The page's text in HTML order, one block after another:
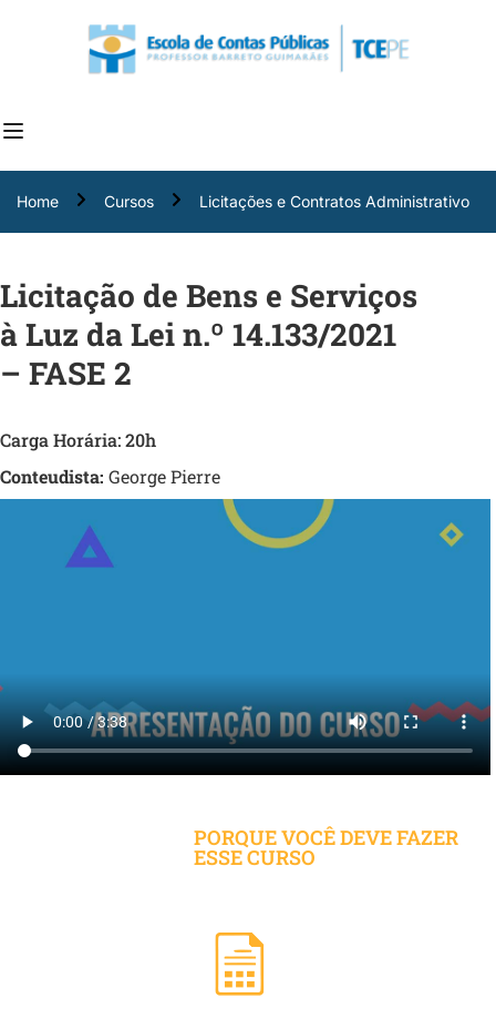
Home Cursos Licitações e Contratos Administrativo
Licitação de Bens e Serviços
à Luz da Lei n.º 14.133/2021
– FASE 2
Carga Horária: 20h
Conteudista: George Pierre
PORQUE VOCÊ DEVE FAZER
ESSE CURSO